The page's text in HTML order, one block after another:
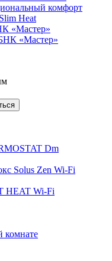
комфорт
Heat
«Мастер»
«Мастер»
Dm
Solus Zen Wi-Fi
HEAT Wi-Fi
комнате